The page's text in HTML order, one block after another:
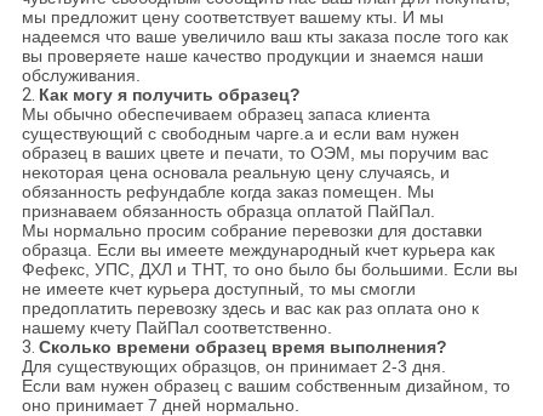
мы предложит цену соответствует вашему кты. И мы
надеемся что ваше увеличило ваш кты заказа после того как
вы проверяете наше качество продукции и знаемся наши
обслуживания.
2. Как могу я получить образец?
Мы обычно обеспечиваем образец запаса клиента
существующий с свободным чарге.а и если вам нужен
образец в ваших цвете и печати, то ОЭМ, мы поручим вас
некоторая цена основала реальную цену случаясь, и
обязанность рефундабле когда заказ помещен. Мы
признаваем обязанность образца оплатой ПайПал.
Мы нормально просим собрание перевозки для доставки
образца. Если вы имеете международный кчет курьера как
Фефекс, УПС, ДХЛ и ТНТ, то оно было бы большими. Если вы
не имеете кчет курьера доступный, то мы смогли
предоплатить перевозку здесь и вас как раз оплата оно к
нашему кчету ПайПал соответственно.
3. Сколько времени образец время выполнения?
Для существующих образцов, он принимает 2-3 дня.
Если вам нужен образец с вашим собственным дизайном, то
оно принимает 7 дней нормально.